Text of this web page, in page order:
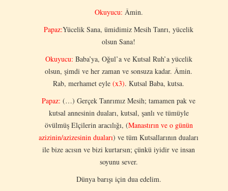
Okuyucu: Âmin.
Papaz:Yücelik Sana, ümidimiz Mesih Tanrı, yücelik
olsun Sana!
Okuyucu: Baba’ya, Oğul’a ve Kutsal Ruh’a yücelik
olsun, şimdi ve her zaman ve sonsuza kadar. Âmin.
Rab, merhamet eyle (x3). Kutsal Baba, kutsa.
Papaz: (…) Gerçek Tanrımız Mesih; tamamen pak ve
kutsal annesinin duaları, kutsal, şanlı ve tümüyle
övülmüş Elçilerin aracılığı, (Manastırın ve o günün
azizinin/azizesinin duaları) ve tüm Kutsallarının duaları
ile bize acısın ve bizi kurtarsın; çünkü iyidir ve insan
soyunu sever.
Dünya barışı için dua edelim.